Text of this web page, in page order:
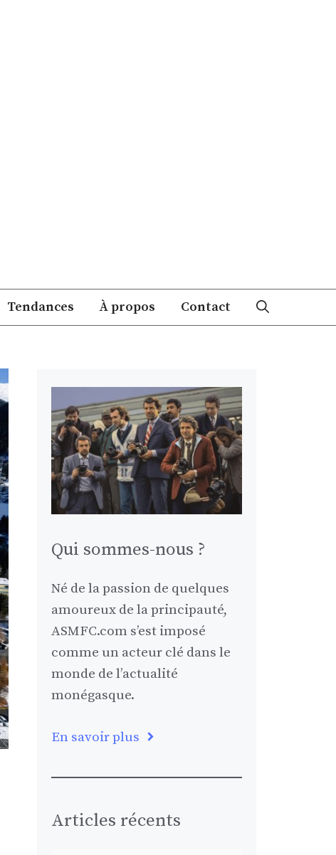
Tendances À propos Contact
Qui sommes-nous ?
Né de la passion de quelques
amoureux de la principauté,
ASMFC.com s’est imposé
comme un acteur clé dans le
monde de l’actualité
monégasque.
En savoir plus
Articles récents